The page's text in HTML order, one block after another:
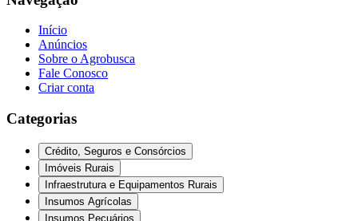
Início
Anúncios
Sobre o Agrobusca
Fale Conosco
Criar conta
Categorias
Crédito, Seguros e Consórcios
Imóveis Rurais
Infraestrutura e Equipamentos Rurais
Insumos Agrícolas
Insumos Pecuários